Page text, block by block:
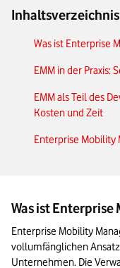
Inhaltsverzeichnis
Was ist Enterprise
EMM in der Praxis:
EMM als Teil des
Kosten und Zeit
Enterprise Mobility
Was ist
Enterprise Mobility
vollumfänglichen
Unternehmen. Die